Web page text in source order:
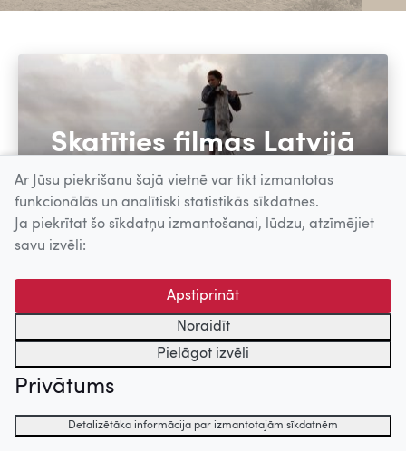
Skatīties filmas Latvijā
Filmu katalogs
– sadaļā FILMU KATALOGS atrodamas ziņas par vairāk
Ar Jūsu piekrišanu šajā vietnē var tikt izmantotas
funkcionālās un analītiski statistikās sīkdatnes.
Ja piekrītat šo sīkdatņu izmantošanai, lūdzu, atzīmējiet
savu izvēli:
Apstiprināt
Noraidīt
Pielāgot izvēli
Privātums
Detalizētāka informācija par izmantotajām sīkdatnēm